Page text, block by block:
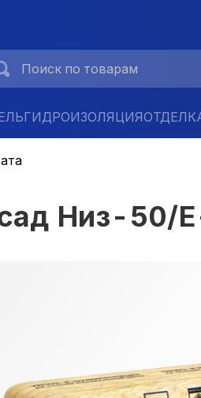
ГИДРОИЗОЛЯЦИЯ
Низ-